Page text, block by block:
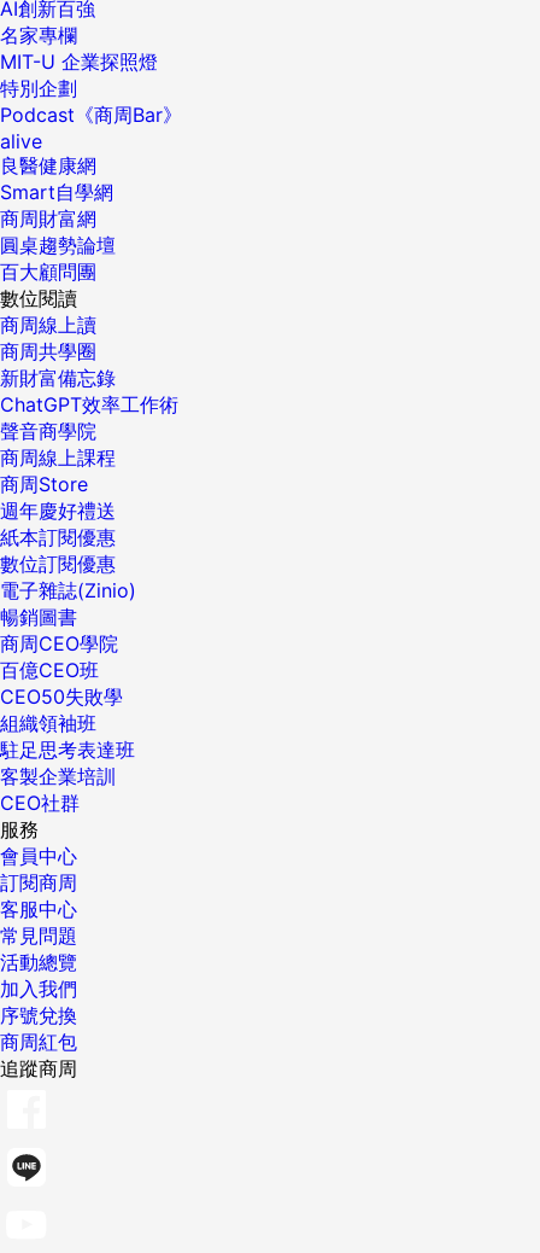
AI創新百強
名家專欄
MIT-U 企業探照燈
特別企劃
Podcast《商周Bar》
alive
良醫健康網
Smart自學網
商周財富網
圓桌趨勢論壇
百大顧問團
數位閱讀
商周線上讀
商周共學圈
新財富備忘錄
ChatGPT效率工作術
聲音商學院
商周線上課程
商周Store
週年慶好禮送
紙本訂閱優惠
數位訂閱優惠
電子雜誌(Zinio)
暢銷圖書
商周CEO學院
百億CEO班
CEO50失敗學
組織領袖班
駐足思考表達班
客製企業培訓
CEO社群
服務
會員中心
訂閱商周
客服中心
常見問題
活動總覽
加入我們
序號兌換
商周紅包
追蹤商周